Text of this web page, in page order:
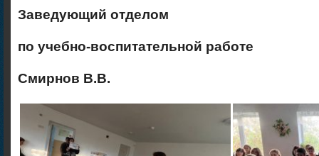
Заведующий отделом
по учебно-воспитательной работе
Смирнов В.В.